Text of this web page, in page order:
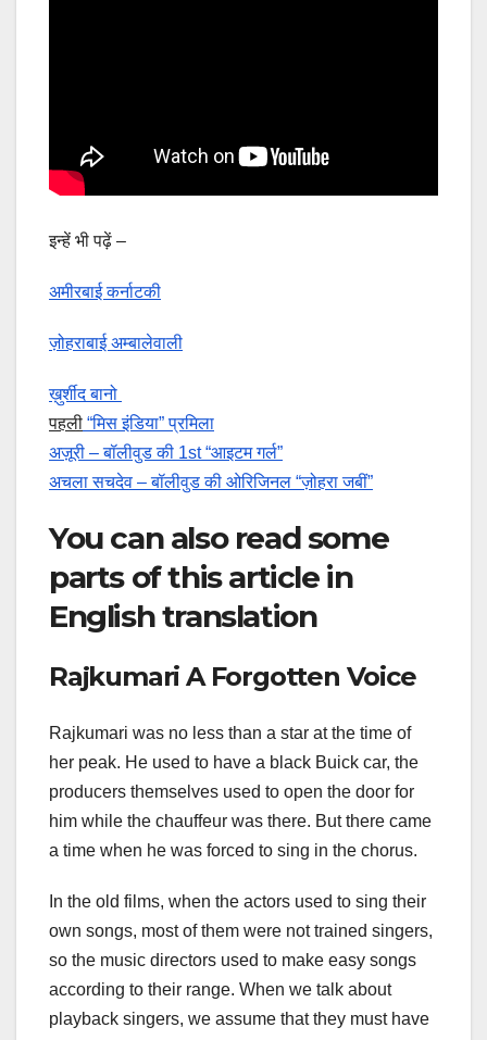
इन्हें भी पढ़ें –
अमीरबाई कर्नाटकी
ज़ोहराबाई अम्बालेवाली
ख़ुर्शीद बानो
पहली “मिस इंडिया” प्रमिला
अज़ूरी – बॉलीवुड की 1st “आइटम गर्ल”
अचला सचदेव – बॉलीवुड की ओरिजिनल “ज़ोहरा जबीं”
You can also read some
parts of this article in
English translation
Rajkumari A Forgotten Voice
Rajkumari was no less than a star at the time of
her peak. He used to have a black Buick car, the
producers themselves used to open the door for
him while the chauffeur was there. But there came
a time when he was forced to sing in the chorus.
In the old films, when the actors used to sing their
own songs, most of them were not trained singers,
so the music directors used to make easy songs
according to their range. When we talk about
playback singers, we assume that they must have